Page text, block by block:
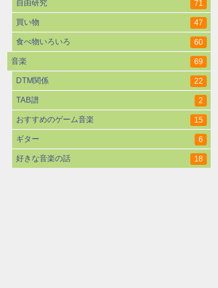
自由研究 71
買い物 47
食べ物いろいろ 60
音楽 69
DTM関係 22
TAB譜 2
おすすめのゲーム音楽 15
ギター 6
好きな音楽の話 18